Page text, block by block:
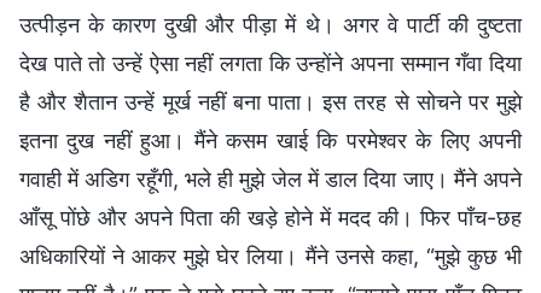
उत्पीड़न के कारण दुखी और पीड़ा में थे। अगर वे पार्टी की दुष्टता
देख पाते तो उन्हें ऐसा नहीं लगता कि उन्होंने अपना सम्मान गँवा दिया
है और शैतान उन्हें मूर्ख नहीं बना पाता। इस तरह से सोचने पर मुझे
इतना दुख नहीं हुआ। मैंने कसम खाई कि परमेश्वर के लिए अपनी
गवाही में अडिग रहूँगी, भले ही मुझे जेल में डाल दिया जाए। मैंने अपने
आँसू पोंछे और अपने पिता की खड़े होने में मदद की। फिर पाँच-छह
अधिकारियों ने आकर मुझे घेर लिया। मैंने उनसे कहा, “मुझे कुछ भी